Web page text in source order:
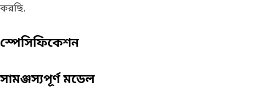
করছি.
স্পেসিফিকেশন
সামঞ্জস্যপূর্ণ মডেল